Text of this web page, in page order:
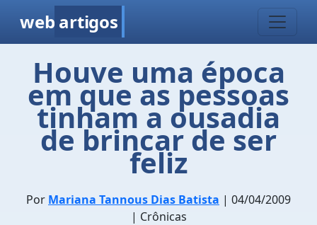
web artigos
Houve uma época
em que as pessoas
tinham a ousadia
de brincar de ser
feliz
Por Mariana Tannous Dias Batista | 04/04/2009
| Crônicas